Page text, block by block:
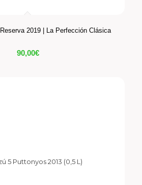
2019 | La Perfección Clásica
90,00€